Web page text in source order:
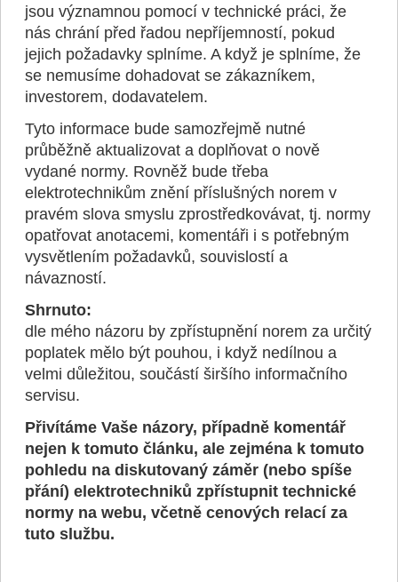
jsou významnou pomocí v technické práci, že
nás chrání před řadou nepříjemností, pokud
jejich požadavky splníme. A když je splníme, že
se nemusíme dohadovat se zákazníkem,
investorem, dodavatelem.
Tyto informace bude samozřejmě nutné
průběžně aktualizovat a doplňovat o nově
vydané normy. Rovněž bude třeba
elektrotechnikům znění příslušných norem v
pravém slova smyslu zprostředkovávat, tj. normy
opatřovat anotacemi, komentáři i s potřebným
vysvětlením požadavků, souvislostí a
návazností.
Shrnuto:
dle mého názoru by zpřístupnění norem za určitý
poplatek mělo být pouhou, i když nedílnou a
velmi důležitou, součástí širšího informačního
servisu.
Přivítáme Vaše názory, případně komentář
nejen k tomuto článku, ale zejména k tomuto
pohledu na diskutovaný záměr (nebo spíše
přání) elektrotechniků zpřístupnit technické
normy na webu, včetně cenových relací za
tuto službu.